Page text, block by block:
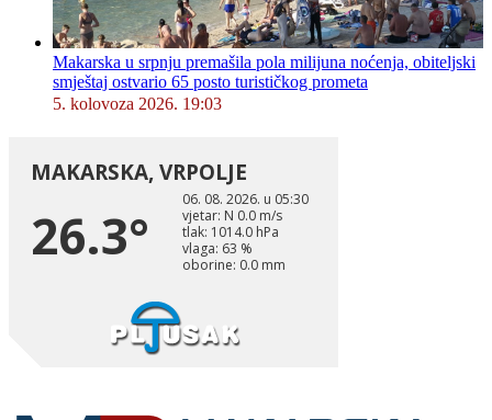
Makarska u srpnju premašila pola milijuna noćenja, obiteljski
smještaj ostvario 65 posto turističkog prometa
5. kolovoza 2026. 19:03